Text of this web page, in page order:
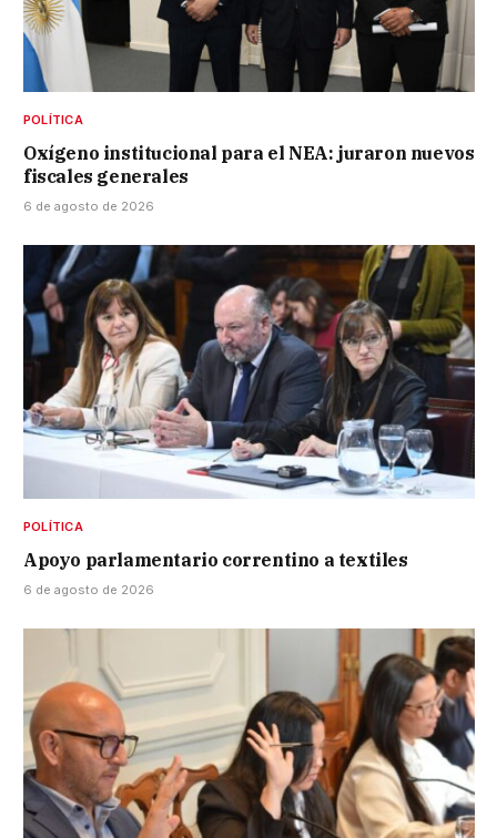
POLÍTICA
Oxígeno institucional para el NEA: juraron nuevos
fiscales generales
6 de agosto de 2026
POLÍTICA
Apoyo parlamentario correntino a textiles
6 de agosto de 2026